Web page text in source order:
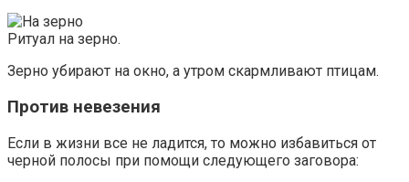
Ритуал на зерно.
Зерно убирают на окно, а утром скармливают птицам.
Против невезения
Если в жизни все не ладится, то можно избавиться от
черной полосы при помощи следующего заговора: